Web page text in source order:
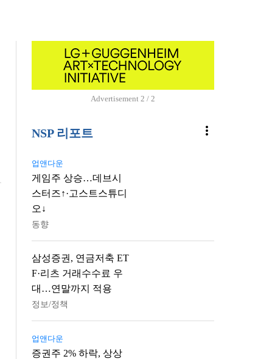
Advertisement 1 / 2
NSP 리포트 more_vert
업앤다운
게임주 상승…데브시
스터즈↑·고스트스튜디
오↓
동향
삼성증권, 연금저축 ET
F·리츠 거래수수료 우
대…연말까지 적용
정보/정책
업앤다운
증권주 2% 하락, 상상